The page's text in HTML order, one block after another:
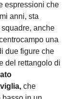
espressioni che
anni, sta
anche
una
due figure che
del rettangolo di
che